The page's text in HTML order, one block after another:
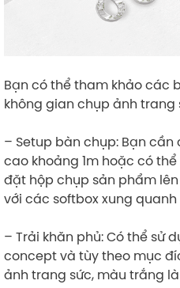
Bạn có thể tham khảo các
không gian chụp ảnh trang
– Setup bàn chụp: Bạn
cao khoảng 1m hoặc có
đặt hộp chụp sản phẩm
với các softbox xung
– Trải khăn phủ: Có thể sử
concept và tùy theo mục
ảnh trang sức, màu trắng